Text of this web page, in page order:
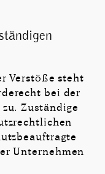
Verstöße steht
bei der
Zuständige
Unternehmen